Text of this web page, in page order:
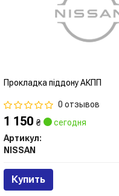
Прокладка піддону АКПП
0 отзывов
1 150₴
сегодня
Артикул:
NISSAN
Купить